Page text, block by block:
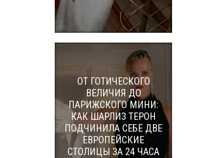
ОТ ГОТИЧЕСКОГО
ВЕЛИЧИЯ ДО
ПАРИЖСКОГО МИНИ:
КАК ШАРЛИЗ ТЕРОН
ПОДЧИНИЛА СЕБЕ ДВЕ
ЕВРОПЕЙСКИЕ
СТОЛИЦЫ ЗА 24 ЧАСА